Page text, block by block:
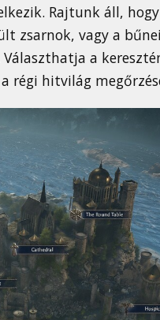
Rajtunk áll,
zsarnok, vagy a
a
régi hitvilág